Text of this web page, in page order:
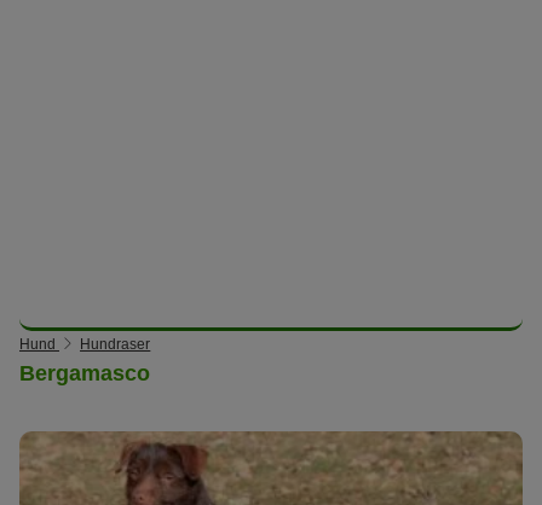
Hund Hundraser
Bergamasco